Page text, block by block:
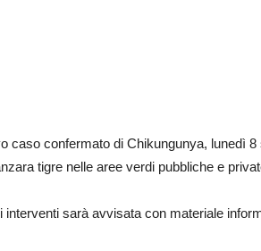
caso confermato di Chikungunya, lunedì
tigre nelle aree verdi pubbliche e
interventi sarà avvisata con materiale